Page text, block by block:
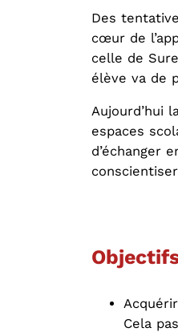
Des
cœur de
celle de
élève va de
Aujourd’hui
espaces
d’échanger
Cela